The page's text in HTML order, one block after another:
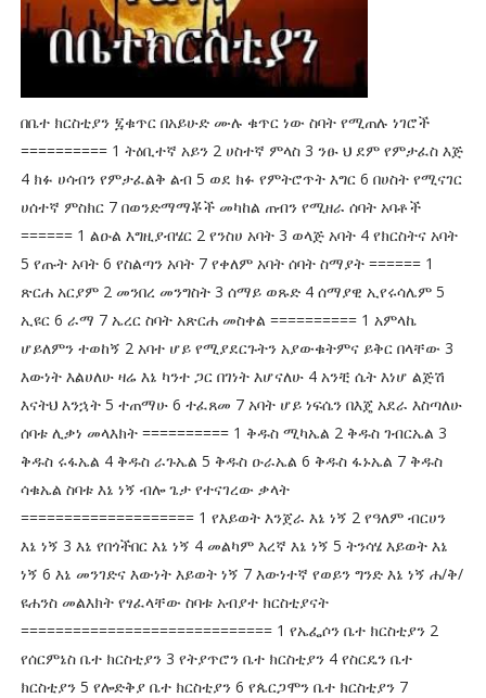
በቤተ ክርስቲያን ፯ቁጥር በአይሁድ ሙሉ ቁጥር ነው ስባት የሚጠሉ ነገሮች
========== 1 ትዕቢተኛ አይን 2 ሀስተኛ ምላስ 3 ንፁ ህ ደም የምታፈስ እጅ
4 ክፉ ሀሳብን የምታፈልቅ ልብ 5 ወደ ክፉ የምትሮጥት እግር 6 በሀስት የሚናገር
ሀሰተኛ ምስክር 7 በወንድማማቾች መካከል ጠብን የሚዘራ ሰባት አባቶች
====== 1 ልዑል እግዚያብሄር 2 የንስሀ አባት 3 ወላጅ አባት 4 የክርስትና አባት
5 የጡት አባት 6 የስልጣን አባት 7 የቀለም አባት ሰባት ስማያት ====== 1
ጽርሐ አርያም 2 መንበረ መንግስት 3 ሰማይ ወጹድ 4 ሰማያዊ ኢየሩሳሌም 5
ኢዩር 6 ራማ 7 ኤረር ስባት አጽርሐ መስቀል ========== 1 አምላኬ
ሆይለምን ተወከኝ 2 አባተ ሆይ የሚያደርጉትን አያውቁትምና ይቅር በላቸው 3
እውነት እልሀለሁ ዛሬ እኔ ካንተ ጋር በገነት እሆናለሁ 4 አንቺ ሴት እነሆ ልጅሽ
እናትህ እንኋት 5 ተጠማሁ 6 ተፈጸመ 7 አባት ሆይ ነፍሴን በእጄ አደራ እስጣለሁ
ሰባቱ ሊቃነ መላእክት ========== 1 ቅዱስ ሚካኤል 2 ቅዱስ ገብርኤል 3
ቅዱስ ሩፋኤል 4 ቅዱስ ራጉኤል 5 ቅዱስ ዑራኤል 6 ቅዱስ ፋኑኤል 7 ቅዱስ
ሳቁኤል ስባቱ እኔ ነኝ ብሎ ጌታ የተናገረው ቃላት
==================== 1 የእይወት እንጀራ እኔ ነኝ 2 የዓለም ብርሀን
እኔ ነኝ 3 እኔ የበጎችበር እኔ ነኝ 4 መልካም እረኛ እኔ ነኝ 5 ትንሳሄ እይወት እኔ
ነኝ 6 እኔ መንገድና እውነት እይወት ነኝ 7 እውነተኛ የወይን ግንድ እኔ ነኝ ሐ/ቅ/
ዩሐንስ መልእክት የፃፈላቸው ስባቱ አብያተ ክርስቲያናት
============================= 1 የኤፌሶን ቤተ ክርስቲያን 2
የሰርምኔስ ቤተ ክርስቲያን 3 የትያጥሮን ቤተ ክርስቲያን 4 የስርዴን ቤተ
ክርስቲያን 5 የሎድቅያ ቤተ ክርስቲያን 6 የጴርጋሞን ቤተ ክርስቲያን 7